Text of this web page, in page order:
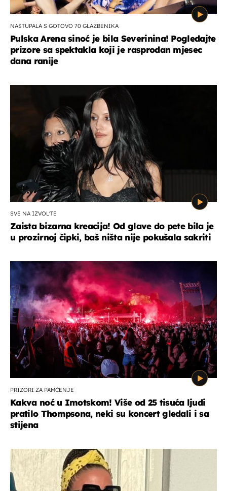
NASTUPALA S GOTOVO 70 GLAZBENIKA
Pulska Arena sinoć je bila Severinina! Pogledajte
prizore sa spektakla koji je rasprodan mjesec
dana ranije
SVE NA IZVOL'TE
Zaista bizarna kreacija! Od glave do pete bila je
u prozirnoj čipki, baš ništa nije pokušala sakriti
PRIZORI ZA PAMĆENJE
Kakva noć u Imotskom! Više od 25 tisuća ljudi
pratilo Thompsona, neki su koncert gledali i sa
stijena